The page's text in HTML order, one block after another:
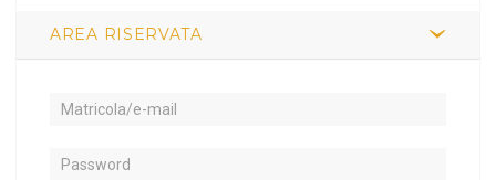
AREA RISERVATA